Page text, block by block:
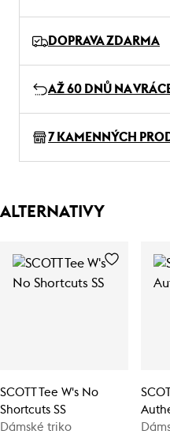
DOPRAVA ZDARMA
AŽ 60 DNŮ NA
7 KAMENNÝCH
ALTERNATIVY
SCOTT Tee W's No
Shortcuts SS
Dámské triko